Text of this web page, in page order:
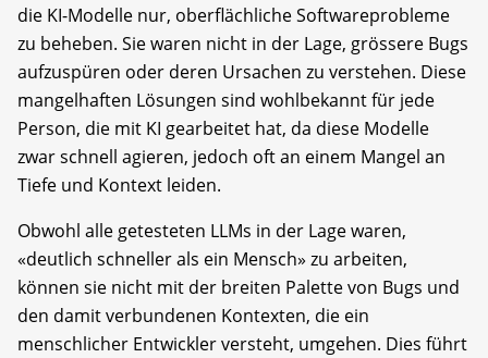
die KI-Modelle nur, oberflächliche Softwareprobleme
zu beheben. Sie waren nicht in der Lage, grössere Bugs
aufzuspüren oder deren Ursachen zu verstehen. Diese
mangelhaften Lösungen sind wohlbekannt für jede
Person, die mit KI gearbeitet hat, da diese Modelle
zwar schnell agieren, jedoch oft an einem Mangel an
Tiefe und Kontext leiden.
Obwohl alle getesteten LLMs in der Lage waren,
«deutlich schneller als ein Mensch» zu arbeiten,
können sie nicht mit der breiten Palette von Bugs und
den damit verbundenen Kontexten, die ein
menschlicher Entwickler versteht, umgehen. Dies führt